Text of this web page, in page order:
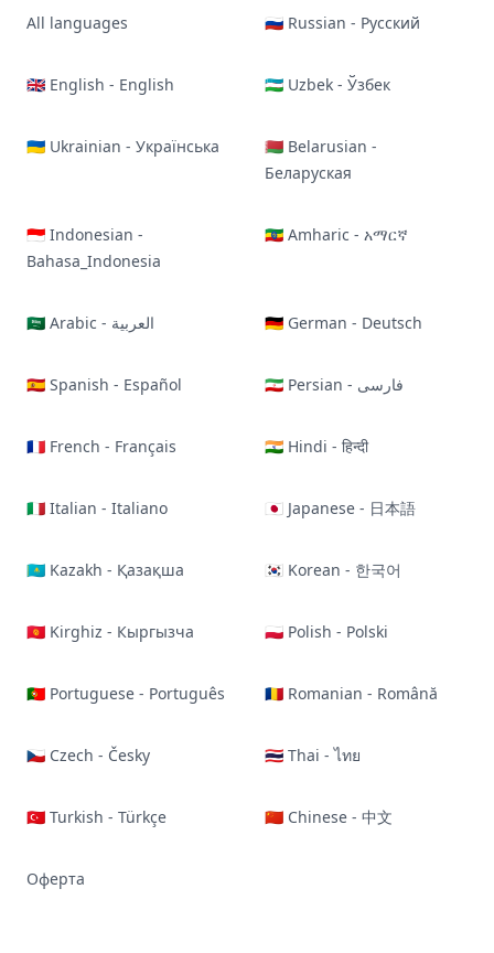
All languages 🇷🇺 Russian - Русский
🇬🇧 English - English 🇺🇿 Uzbek - Ўзбек
🇺🇦 Ukrainian - Українська
🇧🇾 Belarusian -
Беларуская
🇮🇩 Indonesian -
Bahasa_Indonesia
🇪🇹 Amharic - አማርኛ
🇸🇦 Arabic - العربية 🇩🇪 German - Deutsch
🇪🇸 Spanish - Español 🇮🇷 Persian - فارسی
🇫🇷 French - Français 🇮🇳 Hindi - हिन्दी
🇮🇹 Italian - Italiano 🇯🇵 Japanese - 日本語
🇰🇿 Kazakh - Қазақша 🇰🇷 Korean - 한국어
🇰🇬 Kirghiz - Кыргызча 🇵🇱 Polish - Polski
🇵🇹 Portuguese - Português 🇷🇴 Romanian - Română
🇨🇿 Czech - Česky 🇹🇭 Thai - ไทย
🇹🇷 Turkish - Türkçe 🇨🇳 Chinese - 中文
Оферта